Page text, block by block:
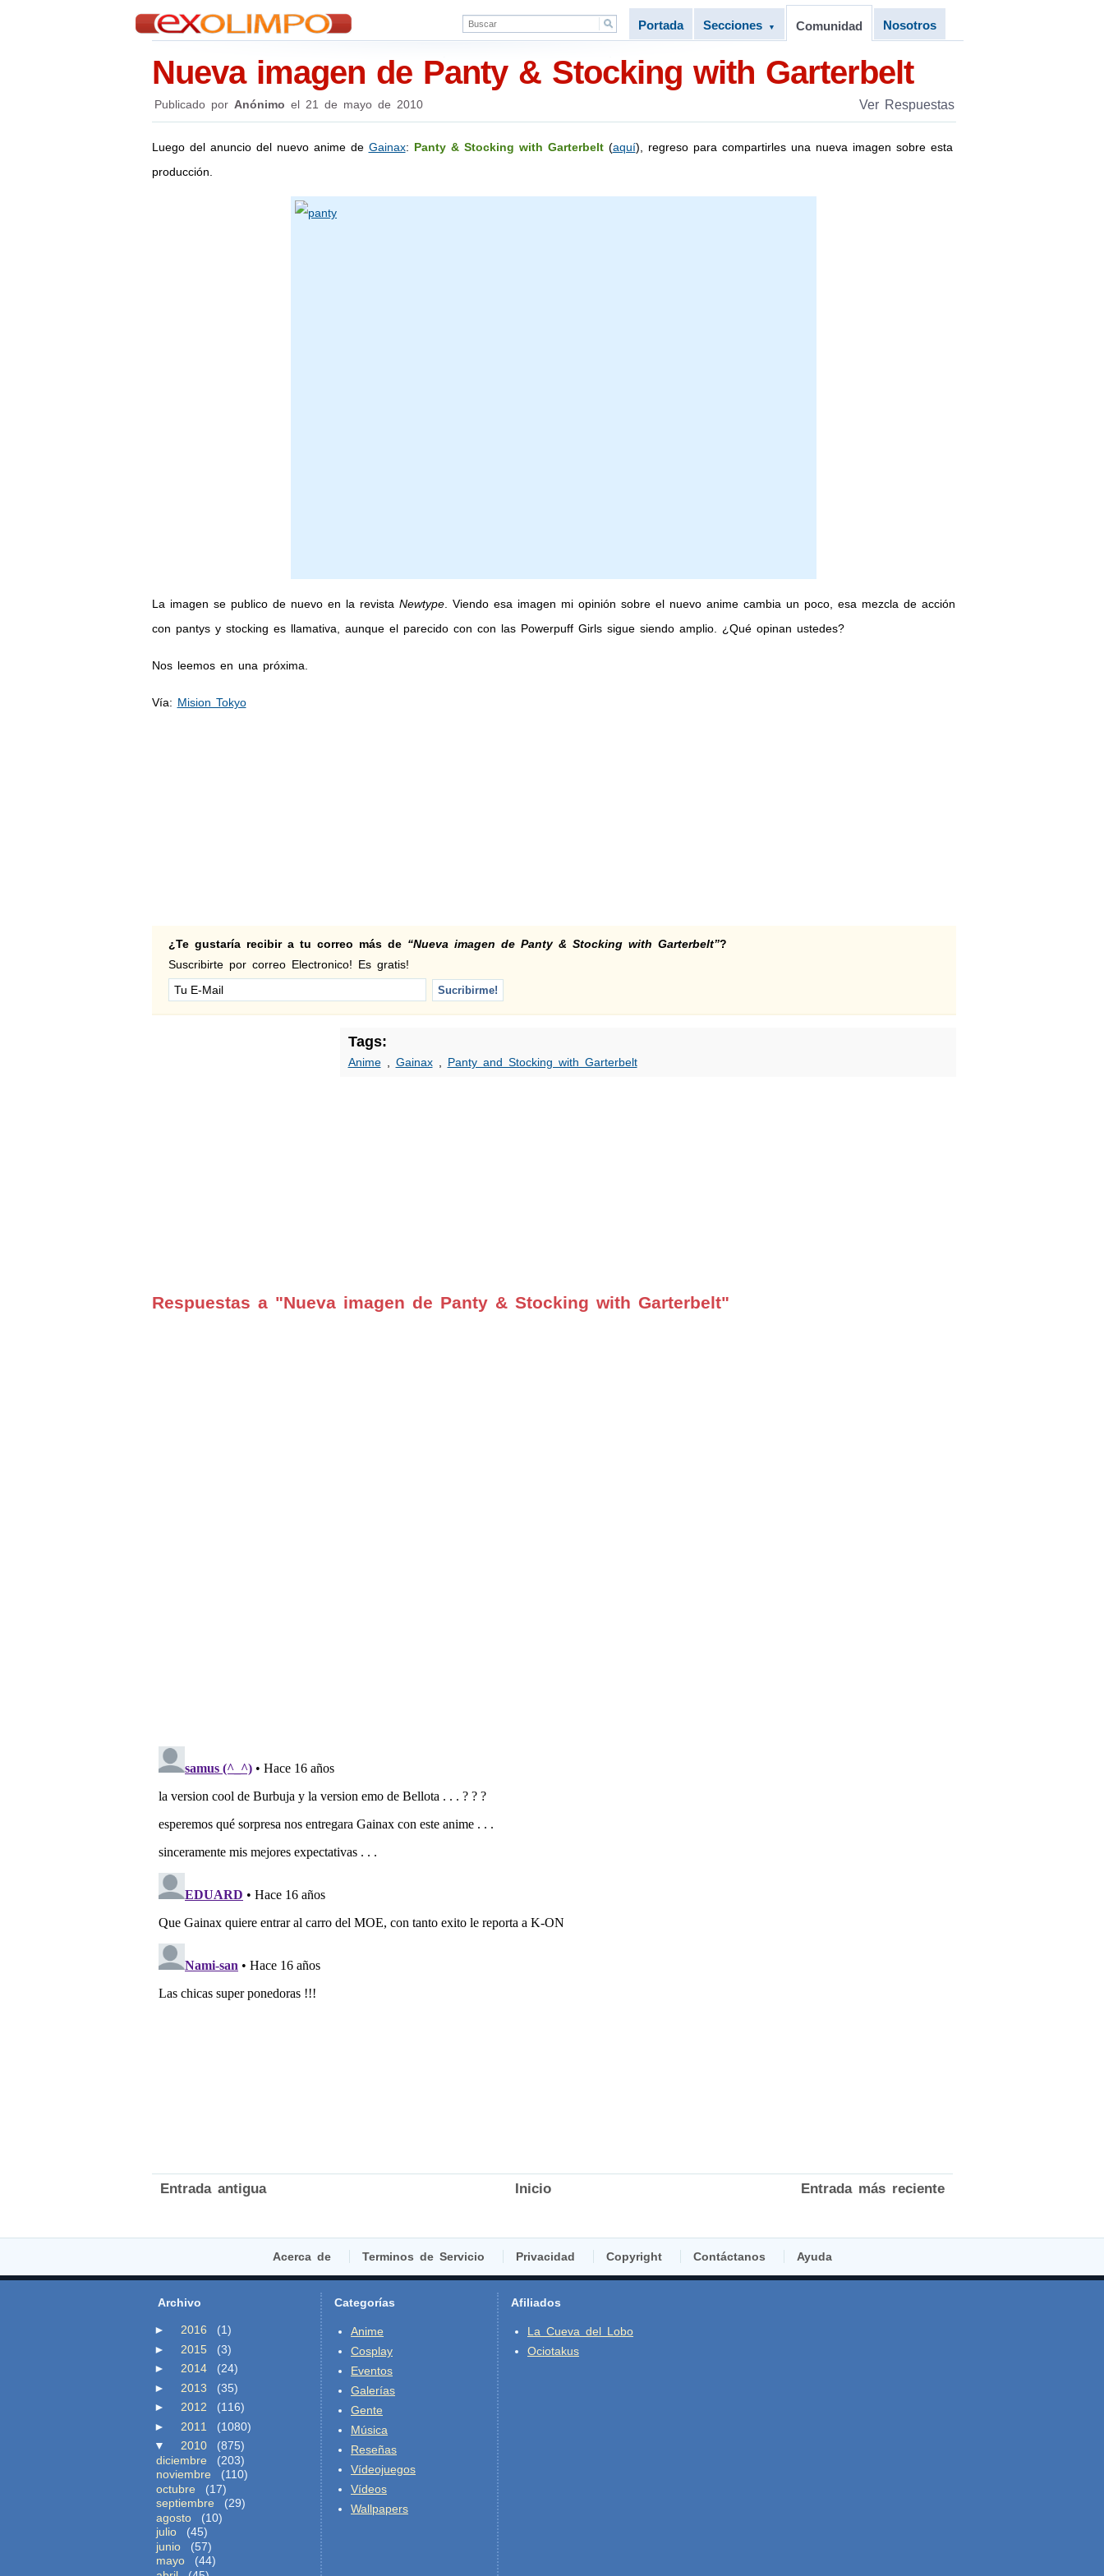
Portada Secciones ▼ Comunidad Nosotros
Nueva imagen de Panty & Stocking with Garterbelt
Publicado por Anónimo el 21 de mayo de 2010 Ver Respuestas
Luego del anuncio del nuevo anime de Gainax: Panty & Stocking with Garterbelt(aquí), regreso para compartirles una nueva imagen sobre esta
producción.
La imagen se publico de nuevo en la revista Newtype. Viendo esa imagen mi opinión sobre el nuevo anime cambia un poco, esa mezcla de acción
con pantys y stocking es llamativa, aunque el parecido con con las Powerpuff Girls sigue siendo amplio. ¿Qué opinan ustedes?
Nos leemos en una próxima.
Vía: Mision Tokyo
¿Te gustaría recibir a tu correo más de “Nueva imagen de Panty & Stocking with Garterbelt”?
Suscribirte por correo Electronico! Es gratis!
Tags:
Anime, Gainax, Panty and Stocking with Garterbelt
Respuestas a "Nueva imagen de Panty & Stocking with Garterbelt"
Entrada más reciente
Entrada antigua Inicio
Acerca de Terminos de Servicio Privacidad Copyright Contáctanos Ayuda
Archivo
► 2016
(1)
►
2015
(3)
►
2014
(24)
►
2013
(35)
►
2012
(116)
►
2011
(1080)
▼
2010
(875)
diciembre
(203)
noviembre
(110)
octubre
(17)
septiembre
(29)
agosto
(10)
julio
(45)
junio
(57)
mayo
(44)
Categorías
Anime
Cosplay
Eventos
Galerías
Gente
Música
Reseñas
Vídeojuegos
Vídeos
Wallpapers
Afiliados
La Cueva del Lobo
Ociotakus